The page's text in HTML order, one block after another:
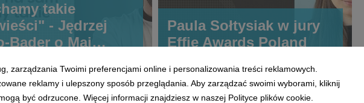
takie
- Jędrzej
Bader o Mai
Marketingu
Paula Sołtysiak w jury
Effie Awards Poland
zarządzania Twoimi preferencjami online i personalizowania treści reklamowych.
reklamy i ulepszony sposób przeglądania. Aby zarządzać swoimi wyborami, kliknij
być odrzucone. Więcej informacji znajdziesz w naszej Polityce plików cookie.